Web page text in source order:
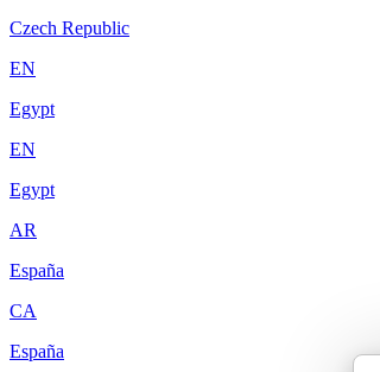
Czech Republic
EN
Egypt
EN
Egypt
AR
España
CA
España